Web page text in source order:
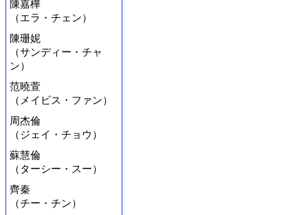
陳嘉樺
（エラ・チェン）
陳珊妮
（サンディー・チャ
ン）
范曉萱
（メイビス・ファン）
周杰倫
（ジェイ・チョウ）
蘇慧倫
（ターシー・スー）
齊秦
（チー・チン）